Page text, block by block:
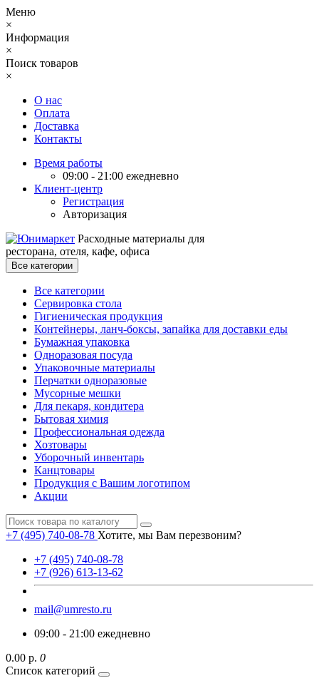
Меню
×
Информация
×
Поиск товаров
×
О нас
Оплата
Доставка
Контакты
Время работы
09:00 - 21:00 ежедневно
Клиент-центр
Регистрация
Авторизация
Расходные материалы для
ресторана, отеля, кафе, офиса
Все категории
Все категории
Сервировка стола
Гигиеническая продукция
Контейнеры, ланч-боксы, запайка для доставки еды
Бумажная упаковка
Одноразовая посуда
Упаковочные материалы
Перчатки одноразовые
Мусорные мешки
Для пекаря, кондитера
Бытовая химия
Профессиональная одежда
Хозтовары
Уборочный инвентарь
Канцтовары
Продукция с Вашим логотипом
Акции
+7 (495) 740-08-78 Хотите, мы Вам перезвоним?
+7 (495) 740-08-78
+7 (926) 613-13-62
mail@umresto.ru
09:00 - 21:00 ежедневно
0.00 р. 0
Список категорий